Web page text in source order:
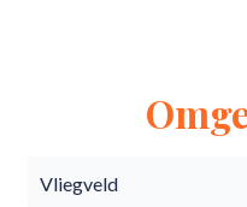
Vliegveld